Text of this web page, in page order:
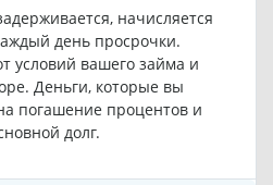
начисляется
день просрочки.
условий вашего займа и
Деньги, которые вы
погашение процентов и
долг.